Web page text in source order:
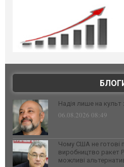
Надія лише на культ
06.08.2026 08:49
Чому США не готові
виробництво ракет
можливі